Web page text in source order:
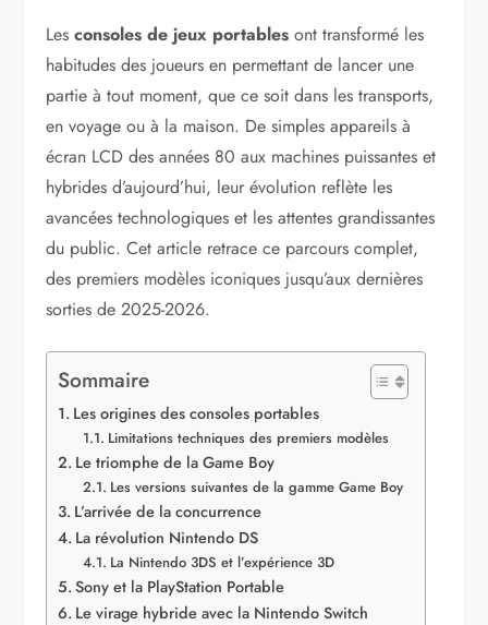
Lesconsoles de jeux portables ont transformé les
habitudes des joueurs en permettant de lancer une
partie à tout moment, que ce soit dans les transports,
en voyage ou à la maison. De simples appareils à
écran LCD des années 80 aux machines puissantes et
hybrides d’aujourd’hui, leur évolution reflète les
avancées technologiques et les attentes grandissantes
du public. Cet article retrace ce parcours complet,
des premiers modèles iconiques jusqu’aux dernières
sorties de 2025-2026.
Sommaire
Les origines des consoles portables
Limitations techniques des premiers modèles
Le triomphe de la Game Boy
Les versions suivantes de la gamme Game Boy
L’arrivée de la concurrence
La révolution Nintendo DS
La Nintendo 3DS et l’expérience 3D
Sony et la PlayStation Portable
Le virage hybride avec la Nintendo Switch